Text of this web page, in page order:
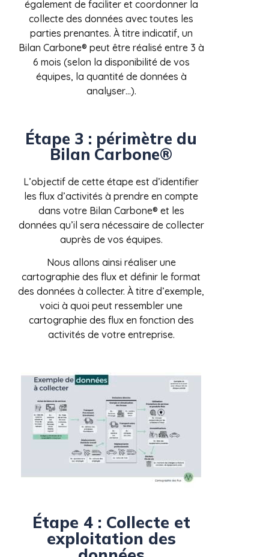
également de faciliter et coordonner la
collecte des données avec toutes les
parties prenantes. À titre indicatif, un
Bilan Carbone® peut être réalisé entre 3 à
6 mois (selon la disponibilité de vos
équipes, la quantité de données à
analyser…).
Étape 3 : périmètre du
Bilan Carbone®
L’objectif de cette étape est d’identifier
les flux d’activités à prendre en compte
dans votre Bilan Carbone® et les
données qu’il sera nécessaire de collecter
auprès de vos équipes.
Nous allons ainsi réaliser une
cartographie des flux et définir le format
des données à collecter. À titre d’exemple,
voici à quoi peut ressembler une
cartographie des flux en fonction des
activités de votre entreprise.
Étape 4 : Collecte et
exploitation des